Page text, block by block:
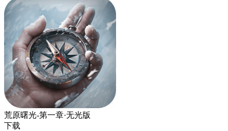
荒原曙光-第一章·无光版
下载